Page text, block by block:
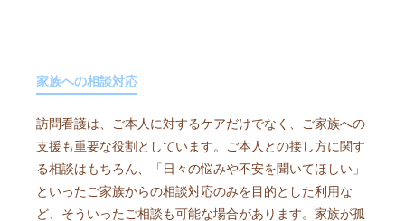
家族への相談対応
訪問看護は、ご本人に対するケアだけでなく、ご家族への
支援も重要な役割としています。ご本人との接し方に関す
る相談はもちろん、「日々の悩みや不安を聞いてほしい」
といったご家族からの相談対応のみを目的とした利用な
ど、そういったご相談も可能な場合があります。家族が孤